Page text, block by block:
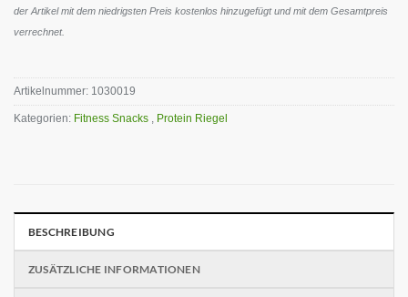
der Artikel mit dem niedrigsten Preis kostenlos hinzugefügt und mit dem Gesamtpreis
verrechnet.
Artikelnummer: 1030019
Kategorien: Fitness Snacks , Protein Riegel
BESCHREIBUNG
ZUSÄTZLICHE INFORMATIONEN